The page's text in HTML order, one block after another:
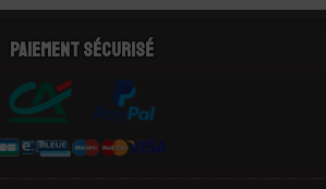
Paiement sécurisé